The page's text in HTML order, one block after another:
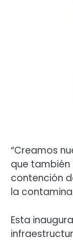
“Creamos
que también
contención
la
Esta